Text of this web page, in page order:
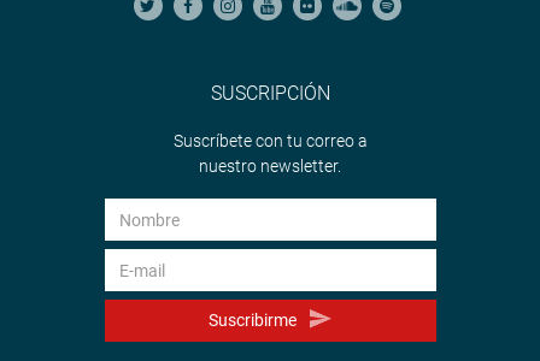
SUSCRIPCIÓN
Suscríbete con tu correo a
nuestro newsletter.
Suscribirme